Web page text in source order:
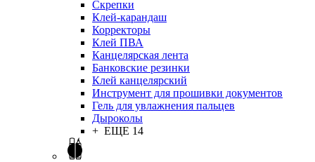
Скрепки
Клей-карандаш
Корректоры
Клей ПВА
Канцелярская лента
Банковские резинки
Клей канцелярский
Инструмент для прошивки документов
Гель для увлажнения пальцев
Дыроколы
+ ЕЩЕ 14